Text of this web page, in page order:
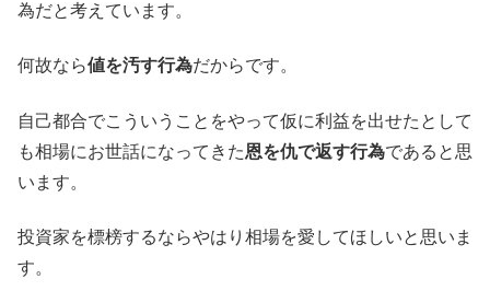
為だと考えています。
何故なら値を汚す行為だからです。
自己都合でこういうことをやって仮に利益を出せたとして
も相場にお世話になってきた恩を仇で返す行為であると思
います。
投資家を標榜するならやはり相場を愛してほしいと思いま
す。